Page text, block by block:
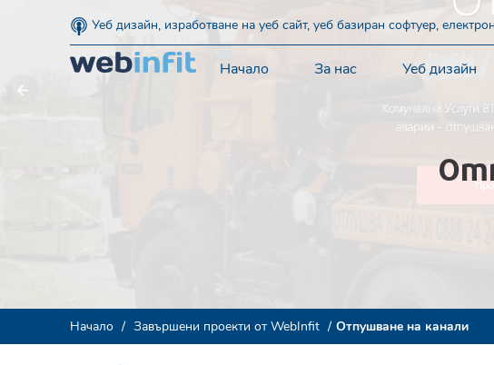
Уеб дизайн, изработване на уеб сайт, уеб базиран софтуер,
Начало За нас Уеб дизайн
Начало Завършени проекти от WebInfit Отпушване на канали